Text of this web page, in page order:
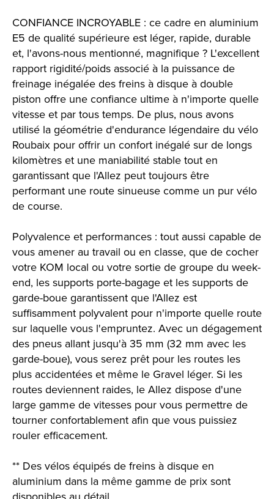
CONFIANCE INCROYABLE : ce cadre en aluminium
E5 de qualité supérieure est léger, rapide, durable
et, l'avons-nous mentionné, magnifique ? L'excellent
rapport rigidité/poids associé à la puissance de
freinage inégalée des freins à disque à double
piston offre une confiance ultime à n'importe quelle
vitesse et par tous temps. De plus, nous avons
utilisé la géométrie d'endurance légendaire du vélo
Roubaix pour offrir un confort inégalé sur de longs
kilomètres et une maniabilité stable tout en
garantissant que l'Allez peut toujours être
performant une route sinueuse comme un pur vélo
de course.
Polyvalence et performances : tout aussi capable de
vous amener au travail ou en classe, que de cocher
votre KOM local ou votre sortie de groupe du week-
end, les supports porte-bagage et les supports de
garde-boue garantissent que l'Allez est
suffisamment polyvalent pour n'importe quelle route
sur laquelle vous l'empruntez. Avec un dégagement
des pneus allant jusqu'à 35 mm (32 mm avec les
garde-boue), vous serez prêt pour les routes les
plus accidentées et même le Gravel léger. Si les
routes deviennent raides, le Allez dispose d'une
large gamme de vitesses pour vous permettre de
tourner confortablement afin que vous puissiez
rouler efficacement.
** Des vélos équipés de freins à disque en
aluminium dans la même gamme de prix sont